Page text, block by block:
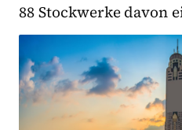
88 Stockwerke davon